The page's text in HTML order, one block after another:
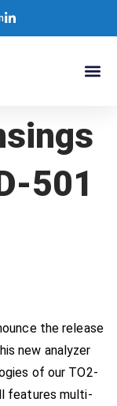
501
the release
new analyzer
of our TO2-
features multi-